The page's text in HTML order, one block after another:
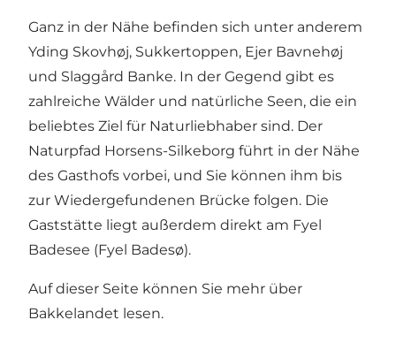
Ganz in der Nähe befinden sich unter anderem
Yding Skovhøj, Sukkertoppen, Ejer Bavnehøj
und Slaggård Banke. In der Gegend gibt es
zahlreiche Wälder und natürliche Seen, die ein
beliebtes Ziel für Naturliebhaber sind. Der
Naturpfad Horsens-Silkeborg führt in der Nähe
des Gasthofs vorbei, und Sie können ihm bis
zur Wiedergefundenen Brücke folgen. Die
Gaststätte liegt außerdem direkt am Fyel
Badesee (Fyel Badesø).
Auf dieser Seite können Sie mehr über
Bakkelandet lesen.